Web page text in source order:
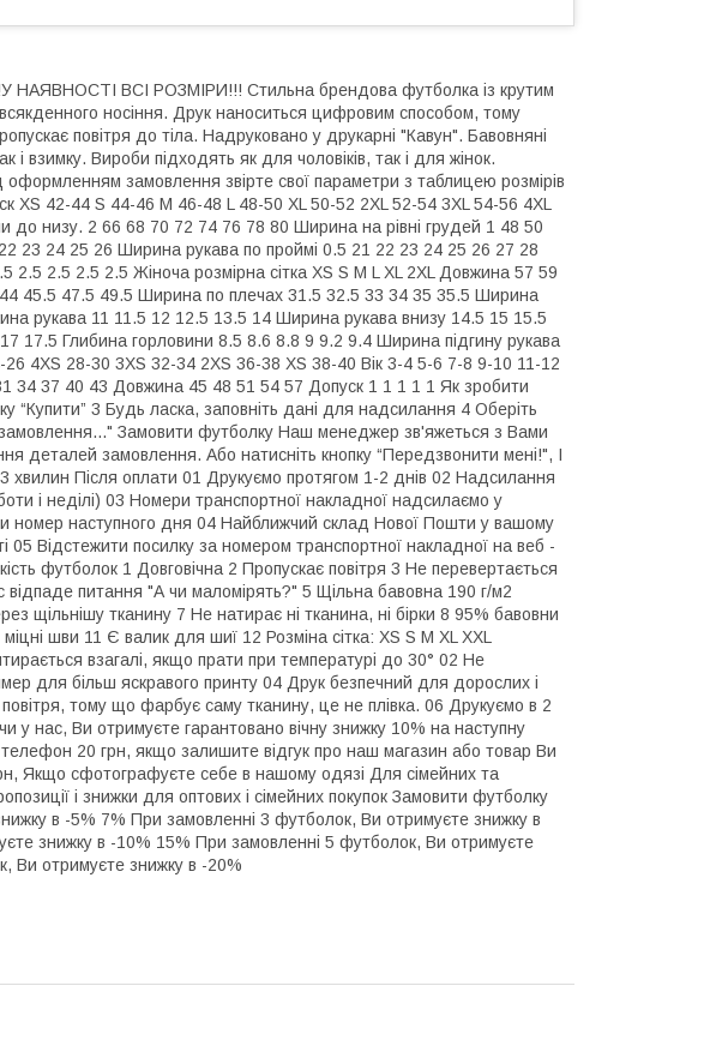
НАЯВНОСТІ ВСІ РОЗМІРИ!!! Стильна брендова футболка із крутим
носіння. Друк наноситься цифровим способом, тому
повітря до тіла. Надруковано у друкарні "Кавун". Бавовняні
і взимку. Вироби підходять як для чоловіків, так і для жінок.
замовлення звірте свої параметри з таблицею розмірів
XS 42-44 S 44-46 M 46-48 L 48-50 XL 50-52 2XL 52-54 3XL 54-56 4XL
до низу. 2 66 68 70 72 74 76 78 80 Ширина на рівні грудей 1 48 50
23 24 25 26 Ширина рукава по проймі 0.5 21 22 23 24 25 26 27 28
2.5 2.5 2.5 2.5 Жіноча розмірна сітка XS S M L XL 2XL Довжина 57 59
45.5 47.5 49.5 Ширина по плечах 31.5 32.5 33 34 35 35.5 Ширина
рукава 11 11.5 12 12.5 13.5 14 Ширина рукава внизу 14.5 15 15.5
17.5 Глибина горловини 8.5 8.6 8.8 9 9.2 9.4 Ширина підгину рукава
4XS 28-30 3XS 32-34 2XS 36-38 XS 38-40 Вік 3-4 5-6 7-8 9-10 11-12
34 37 40 43 Довжина 45 48 51 54 57 Допуск 1 1 1 1 1 Як зробити
“Купити” 3 Будь ласка, заповніть дані для надсилання 4 Оберіть
замовлення..." Замовити футболку Наш менеджер зв'яжеться з Вами
деталей замовлення. Або натисніть кнопку “Передзвонити мені!", І
Після оплати 01 Друкуємо протягом 1-2 днів 02 Надсилання
і неділі) 03 Номери транспортної накладної надсилаємо у
номер наступного дня 04 Найближчий склад Нової Пошти у вашому
05 Відстежити посилку за номером транспортної накладної на веб -
футболок 1 Довговічна 2 Пропускає повітря 3 Не перевертається
відпаде питання "А чи маломірять?" 5 Щільна бавовна 190 г/м2
щільнішу тканину 7 Не натирає ні тканина, ні бірки 8 95% бавовни
шви 11 Є валик для шиї 12 Розміна сітка: XS S M XL XXL
взагалі, якщо прати при температурі до 30° 02 Не
для більш яскравого принту 04 Друк безпечний для дорослих і
тому що фарбує саму тканину, це не плівка. 06 Друкуємо в 2
нас, Ви отримуєте гарантовано вічну знижку 10% на наступну
20 грн, якщо залишите відгук про наш магазин або товар Ви
Якщо сфотографуєте себе в нашому одязі Для сімейних та
і знижки для оптових і сімейних покупок Замовити футболку
в -5% 7% При замовленні 3 футболок, Ви отримуєте знижку в
знижку в -10% 15% При замовленні 5 футболок, Ви отримуєте
Ви отримуєте знижку в -20%